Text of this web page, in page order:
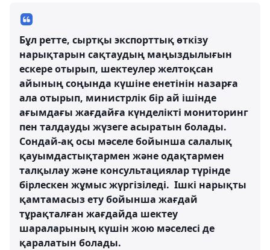
Бұл ретте, сыртқы экспорттық өткізу
нарықтарын сақтаудың маңыздылығын
ескере отырып, шектеулер желтоқсан
айының соңында күшіне енетінін назарға
ала отырып, министрлік бір ай ішінде
ағымдағы жағдайға күнделікті мониторинг
пен талдауды жүзеге асыратын болады.
Сондай-ақ осы мәселе бойынша салалық
қауымдастықтармен және одақтармен
талқылау және консультациялар түрінде
бірлескен жұмыс жүргізіледі. Ішкі нарықты
қамтамасыз ету бойынша жағдай
тұрақталған жағдайда шектеу
шараларының күшін жою мәселесі де
қаралатын болады.